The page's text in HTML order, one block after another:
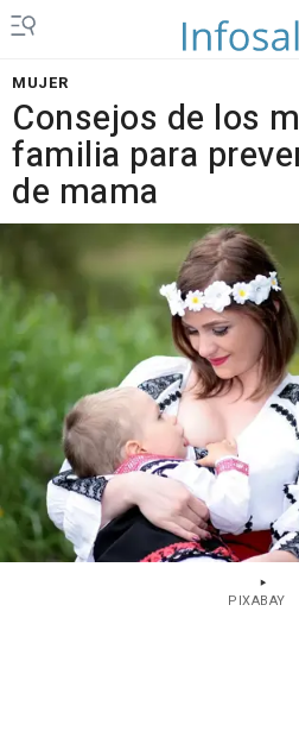
MUJER
Consejos de los
familia para
de mama
PIXABAY